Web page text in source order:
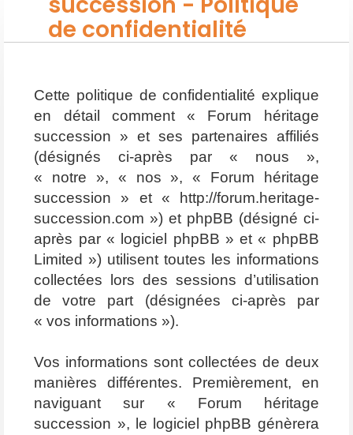
de confidentialité
Cette politique de confidentialité explique
en détail comment « Forum héritage
succession » et ses partenaires affiliés
(désignés ci-après par « nous »,
« notre », « nos », « Forum héritage
succession » et « http://forum.heritage-
succession.com ») et phpBB (désigné ci-
après par « logiciel phpBB » et « phpBB
Limited ») utilisent toutes les informations
collectées lors des sessions d’utilisation
de votre part (désignées ci-après par
« vos informations »).
Vos informations sont collectées de deux
manières différentes. Premièrement, en
naviguant sur « Forum héritage
succession », le logiciel phpBB génèrera